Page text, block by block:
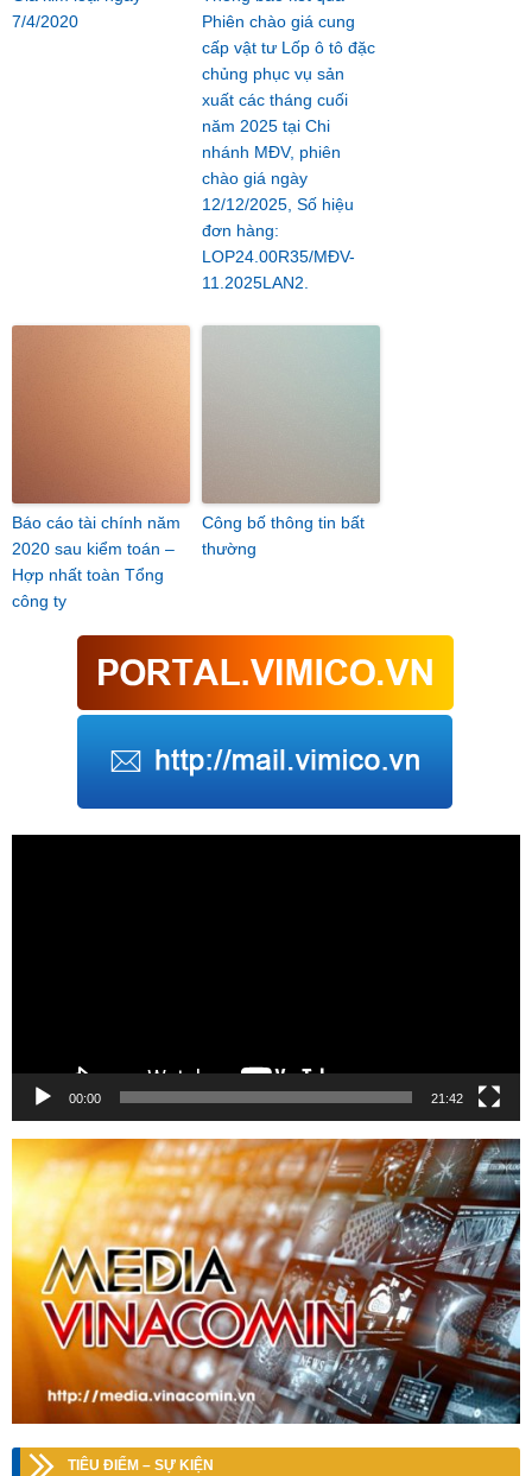
7/4/2020
Phiên chào giá cung
cấp vật tư Lốp ô tô đặc
chủng phục vụ sản
xuất các tháng cuối
năm 2025 tại Chi
nhánh MĐV, phiên
chào giá ngày
12/12/2025, Số hiệu
đơn hàng:
LOP24.00R35/MĐV-
11.2025LAN2.
Báo cáo tài chính năm
2020 sau kiểm toán –
Hợp nhất toàn Tổng
công ty
Công bố thông tin bất
thường
00:00 21:42
TIÊU ĐIỂM – SỰ KIỆN